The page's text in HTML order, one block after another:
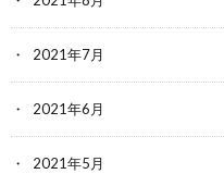
2021年7月
2021年6月
2021年5月